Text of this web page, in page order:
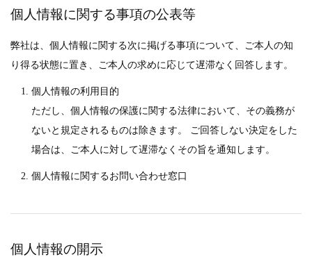
個人情報に関する事項の公表等
弊社は、個人情報に関する次に掲げる事項について、ご本人の知
り得る状態に置き、ご本人の求めに応じて遅滞なく回答します。
個人情報の利用目的
ただし、個人情報の保護に関する法律において、その義務が
ないと規定されるものは除きます。 ご回答しない決定をした
場合は、ご本人に対して遅滞なくその旨を通知します。
個人情報に関するお問い合わせ窓口
個人情報の開示